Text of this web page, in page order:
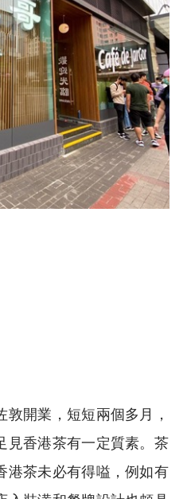
開業，短短兩個多月，
見香港茶有一定質素。茶
港茶未必有得嗌，例如有